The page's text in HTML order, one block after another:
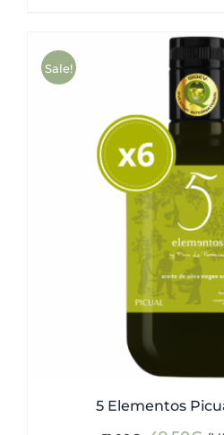
Sale!
5 Elementos